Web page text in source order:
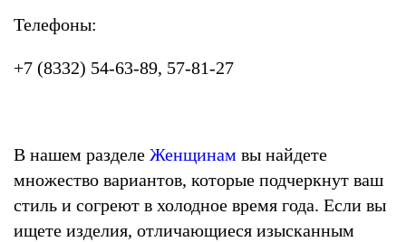
Телефоны:
+7 (8332) 54-63-89, 57-81-27
В нашем разделе Женщинам вы найдете
множество вариантов, которые подчеркнут ваш
стиль и согреют в холодное время года. Если вы
ищете изделия, отличающиеся изысканным